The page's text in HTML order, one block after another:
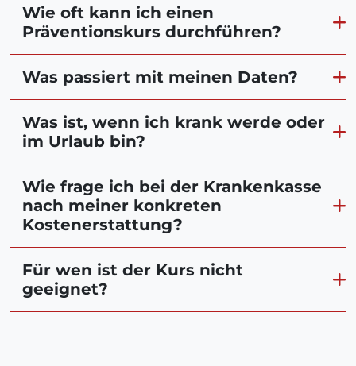
Wie oft kann ich einen
Präventionskurs durchführen?
Was passiert mit meinen Daten?
Was ist, wenn ich krank werde oder
im Urlaub bin?
Wie frage ich bei der Krankenkasse
nach meiner konkreten
Kostenerstattung?
Für wen ist der Kurs nicht
geeignet?